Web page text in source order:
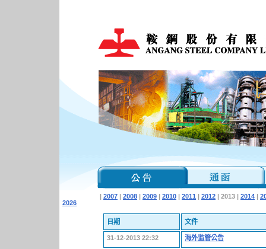
| 2007 | 2008 | 2009 | 2010 | 2011 | 2012 | 2013 | 2014 |
2026
日期 文件
31-12-2013 22:32 海外监管公告